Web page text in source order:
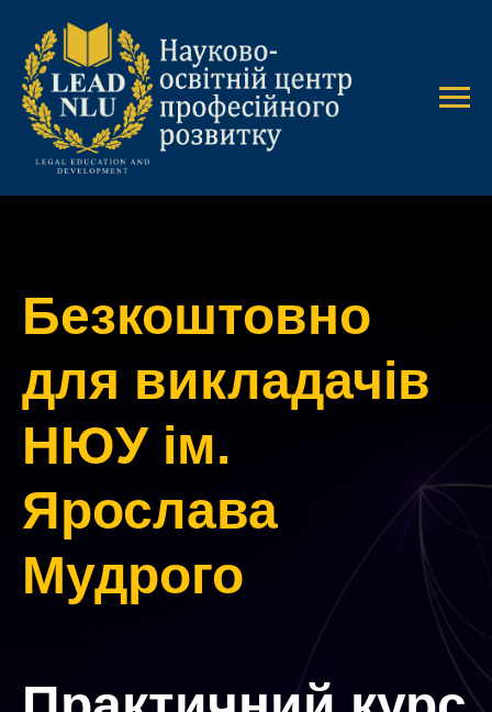
Безкоштовно
для викладачів
НЮУ ім.
Ярослава
Мудрого